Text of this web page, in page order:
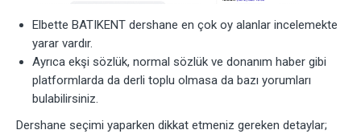
Elbette BATIKENT dershane en çok oy alanlar incelemekte
yarar vardır.
Ayrıca ekşi sözlük, normal sözlük ve donanım haber gibi
platformlarda da derli toplu olmasa da bazı yorumları
bulabilirsiniz.
Dershane seçimi yaparken dikkat etmeniz gereken detaylar;